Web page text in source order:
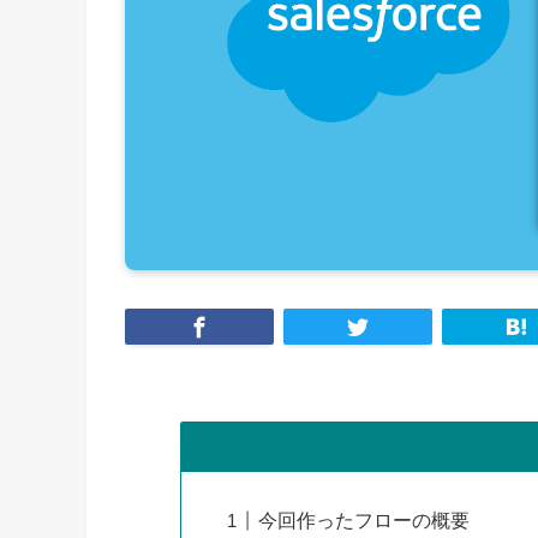
今回作ったフローの概要